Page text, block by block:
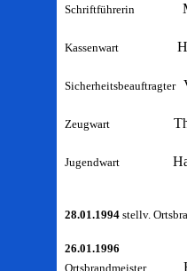
Schriftführerin
Kassenwart
Sicherheitsbeauftragter
Zeugwart
Jugendwart
28.01.1994 stellv.
26.01.1996
Ortsbrandmeister